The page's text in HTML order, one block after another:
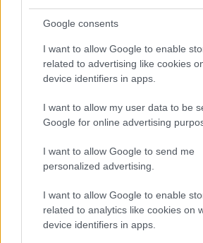
Google consents
I want to allow Google to enable
related to advertising like cookies
device identifiers in apps.
I want to allow my user data to be
Google for online advertising
I want to allow Google to send me
personalized advertising.
I want to allow Google to enable
related to analytics like cookies on
device identifiers in apps.
I nostri cari
Giovannimaria Cabras
Invia un Comunicato Stampa